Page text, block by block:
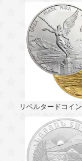
リベルタードコイン